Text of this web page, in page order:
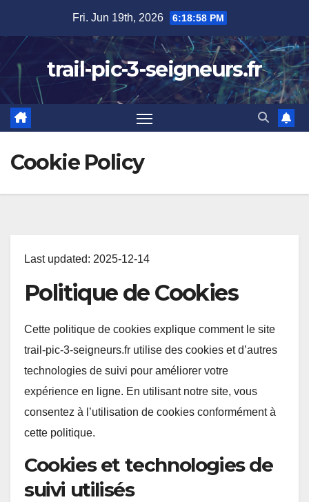
content
Fri. Jun 19th, 2026 6:18:59 PM
trail-pic-3-seigneurs.fr
Cookie Policy
Last updated: 2025-12-14
Politique de Cookies
Cette politique de cookies explique comment le site
trail-pic-3-seigneurs.fr utilise des cookies et d’autres
technologies de suivi pour améliorer votre
expérience en ligne. En utilisant notre site, vous
consentez à l’utilisation de cookies conformément à
cette politique.
Cookies et technologies de
suivi utilisés